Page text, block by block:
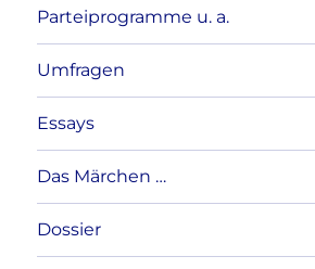
Parteiprogramme u. a.
Umfragen
Essays
Das Märchen …
Dossier